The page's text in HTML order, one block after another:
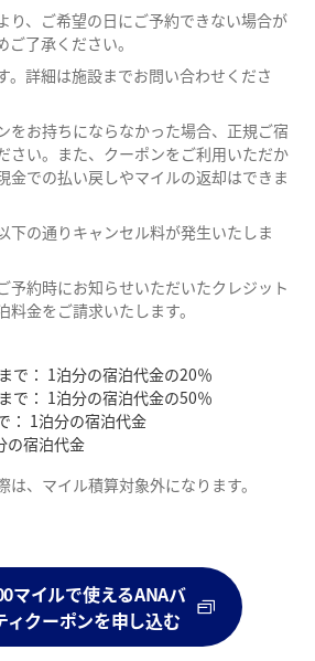
り、ご希望の日にご予約できない場合が
了承ください。
。詳細は施設までお問い合わせくださ
をお持ちにならなかった場合、正規ご宿
さい。また、クーポンをご利用いただか
金での払い戻しやマイルの返却はできま
下の通りキャンセル料が発生いたしま
予約時にお知らせいただいたクレジット
金をご請求いたします。
で： 1泊分の宿泊代金の20％
で： 1泊分の宿泊代金の50％
： 1泊分の宿泊代金
の宿泊代金
は、マイル積算対象外になります。
マイルで使えるANAバ
ィクーポンを申し込む